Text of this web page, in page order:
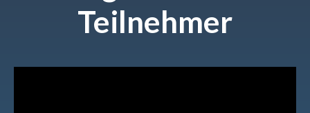
Teilnehmer